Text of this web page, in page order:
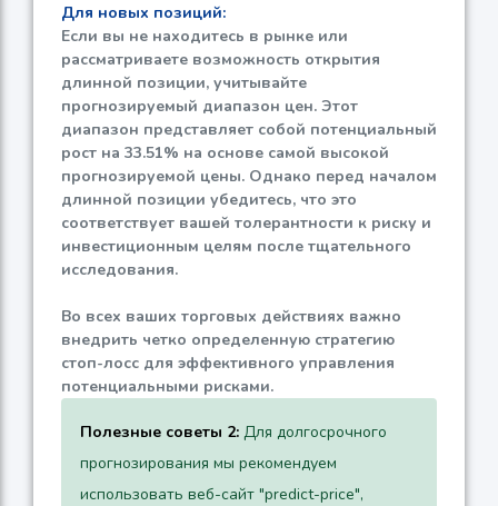
Для новых позиций:
Если вы не находитесь в рынке или
рассматриваете возможность открытия
длинной позиции, учитывайте
прогнозируемый диапазон цен. Этот
диапазон представляет собой потенциальный
рост на 33.51% на основе самой высокой
прогнозируемой цены. Однако перед началом
длинной позиции убедитесь, что это
соответствует вашей толерантности к риску и
инвестиционным целям после тщательного
исследования.
Во всех ваших торговых действиях важно
внедрить четко определенную стратегию
стоп-лосс для эффективного управления
потенциальными рисками.
Полезные советы 2: Для долгосрочного
прогнозирования мы рекомендуем
использовать веб-сайт "predict-price",